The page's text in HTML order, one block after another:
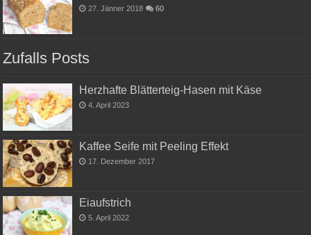
27. Jänner 2018 60
Zufalls Posts
Herzhafte Blätterteig-Hasen mit Käse
4. April 2023
Kaffee Seife mit Peeling Effekt
17. Dezember 2017
Eiaufstrich
5. April 2022